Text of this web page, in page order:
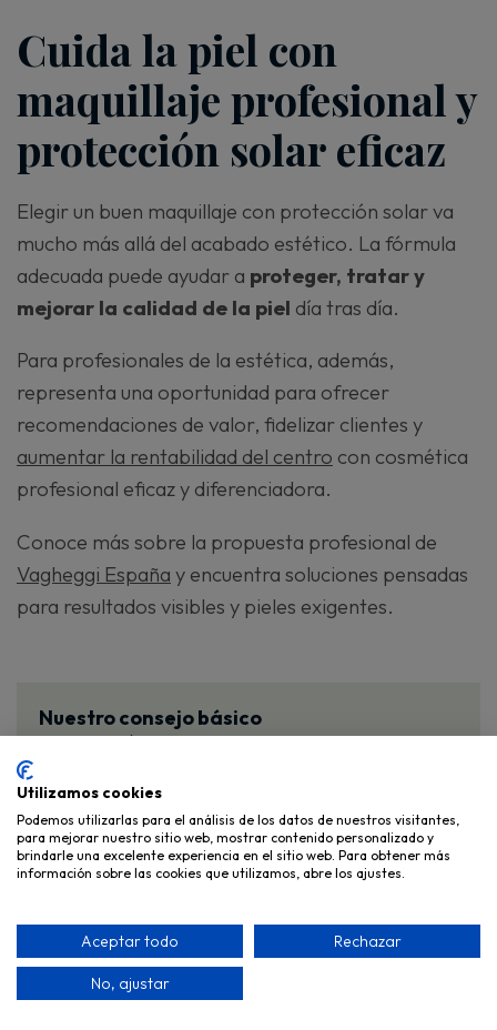
Cuida la piel con
maquillaje profesional y
protección solar eficaz
Elegir un buen maquillaje con protección solar va
mucho más allá del acabado estético. La fórmula
adecuada puede ayudar a proteger, tratar y
mejorar la calidad de la piel día tras día.
Para profesionales de la estética, además,
representa una oportunidad para ofrecer
recomendaciones de valor, fidelizar clientes y
aumentar la rentabilidad del centro con cosmética
profesional eficaz y diferenciadora.
Conoce más sobre la propuesta profesional de
Vagheggi España y encuentra soluciones pensadas
para resultados visibles y pieles exigentes.
Nuestro consejo básico
Tu piel es única. Para cuidarla sigue las
estética. Nuestros centros autorizados de
Vagheggi puedenayudarte.
Utilizamos cookies
Podemos utilizarlas para el análisis de los datos de nuestros visitantes,
para mejorar nuestro sitio web, mostrar contenido personalizado y
brindarle una excelente experiencia en el sitio web. Para obtener más
información sobre las cookies que utilizamos, abre los ajustes.
Aceptar todo Rechazar
No, ajustar